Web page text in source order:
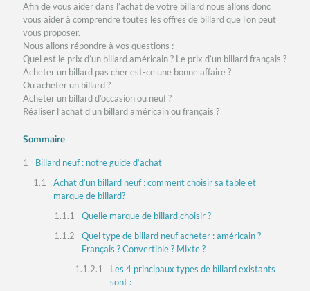
Afin de vous aider dans l’achat de votre billard nous allons donc
vous aider à comprendre toutes les offres de billard que l’on peut
vous proposer.
Nous allons répondre à vos questions :
Quel est le prix d’un billard américain ? Le prix d’un billard français ?
Acheter un billard pas cher est-ce une bonne affaire ?
Ou acheter un billard ?
Acheter un billard d’occasion ou neuf ?
Réaliser l’achat d’un billard américain ou français ?
Sommaire
Billard neuf : notre guide d’achat
Achat d’un billard neuf : comment choisir sa table et
marque de billard?
Quelle marque de billard choisir ?
Quel type de billard neuf acheter : américain ?
Français ? Convertible ? Mixte ?
Les 4 principaux types de billard existants
sont :